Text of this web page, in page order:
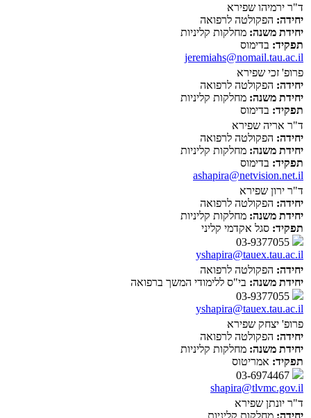
ד"ר ירמיהו שפירא
יחידה: הפקולטה לרפואה
יחידת משנה: מחלקות קליניות
תפקיד: בדימוס
jeremiahs@nomail.tau.ac.il
פרופ' זכי שפירא
יחידה: הפקולטה לרפואה
יחידת משנה: מחלקות קליניות
תפקיד: בדימוס
ד"ר אריה שפירא
יחידה: הפקולטה לרפואה
יחידת משנה: מחלקות קליניות
תפקיד: בדימוס
ashapira@netvision.net.il
ד"ר ירון שפירא
יחידה: הפקולטה לרפואה
יחידת משנה: מחלקות קליניות
תפקיד: סגל אקדמי קליני
yshapira@tauex.tau.ac.il
יחידה: הפקולטה לרפואה
יחידת משנה: בי"ס ללימודי המשך ברפואה
yshapira@tauex.tau.ac.il
פרופ' יצחק שפירא
יחידה: הפקולטה לרפואה
יחידת משנה: מחלקות קליניות
תפקיד: אמריטוס
shapira@tlvmc.gov.il
ד"ר יונתן שפירא
יחידה: מחלקות קליניות